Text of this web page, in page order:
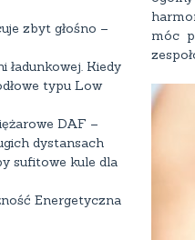
móc
zbyt głośno –
Kiedy
typu Low
DAF –
dystansach
sufitowe kule dla
Energetyczna